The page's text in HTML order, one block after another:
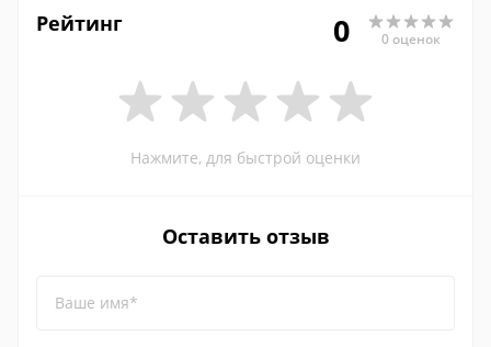
Рейтинг 0 0 оценок
Нажмите, для быстрой оценки
Оставить отзыв
Ваше имя*